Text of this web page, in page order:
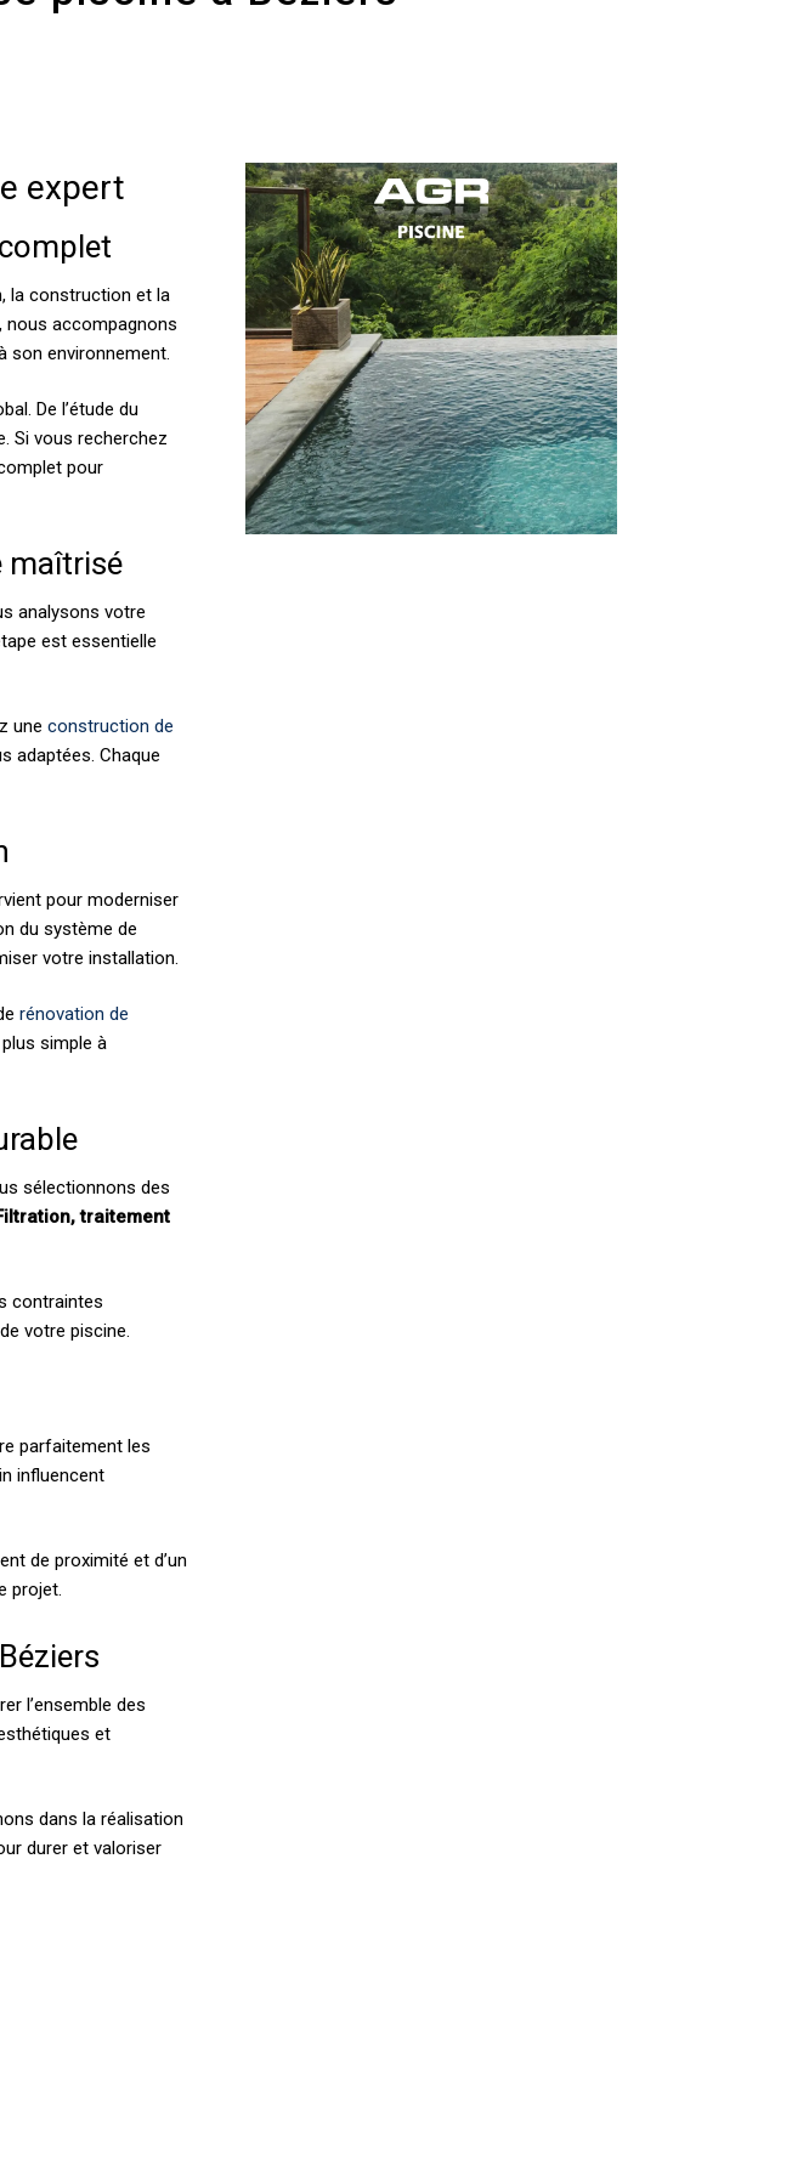
expert
la construction et la
nous accompagnons
son environnement.
De l’étude du
Si vous recherchez
pour
maîtrisé
analysons votre
est essentielle
uneconstruction de
adaptées. Chaque
pour moderniser
du système de
votre installation.
rénovation de
simple à
sélectionnons des
traitement
contraintes
votre piscine.
parfaitement les
influencent
de proximité et d’un
projet.
l’ensemble des
et
dans la réalisation
durer et valoriser